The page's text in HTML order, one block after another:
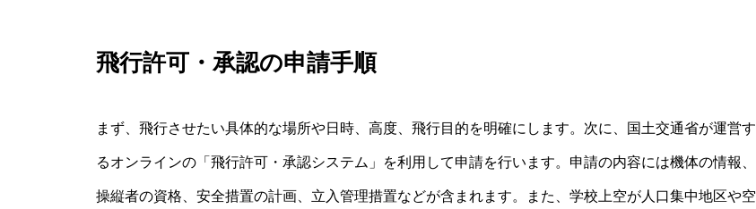
飛行許可・承認の申請手順
まず、飛行させたい具体的な場所や日時、高度、飛行目的を明確にします。次に、国土交通省が運営す
るオンラインの「飛行許可・承認システム」を利用して申請を行います。申請の内容には機体の情報、
操縦者の資格、安全措置の計画、立入管理措置などが含まれます。また、学校上空が人口集中地区や空